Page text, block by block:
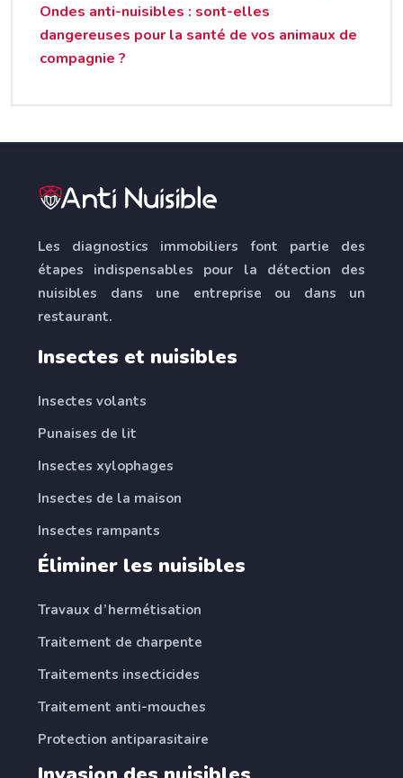
Ondes anti-nuisibles : sont-elles
dangereuses pour la santé de vos animaux de
compagnie ?
Les diagnostics immobiliers font partie des
étapes indispensables pour la détection des
nuisibles dans une entreprise ou dans un
restaurant.
Insectes et nuisibles
Insectes volants
Punaises de lit
Insectes xylophages
Insectes de la maison
Insectes rampants
Éliminer les nuisibles
Travaux d’hermétisation
Traitement de charpente
Traitements insecticides
Traitement anti-mouches
Protection antiparasitaire